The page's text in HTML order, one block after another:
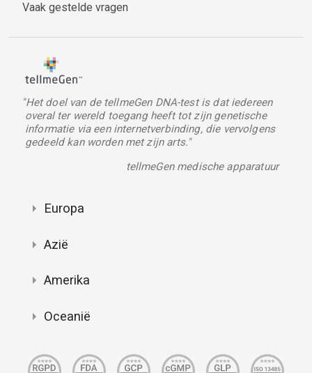
Vaak gestelde vragen
"Het doel van de tellmeGen DNA-test is dat iedereen
overal ter wereld toegang heeft tot zijn genetische
informatie via een internetverbinding, die vervolgens
gedeeld kan worden met zijn arts."
tellmeGen medische apparatuur
Europa
Azië
Amerika
Oceanië